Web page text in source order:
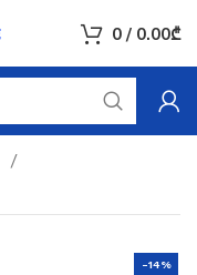
0 / 0.00₾
-14%